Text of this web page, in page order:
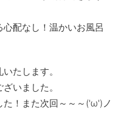
配なし！温かいお風呂
たします。
いました。
た！また次回～～～('ω')ノ